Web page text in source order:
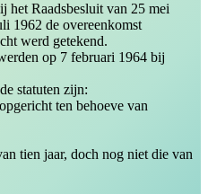
het Raadsbesluit van 25 mei
1962 de overeenkomst
werd getekend.
op 7 februari 1964 bij
statuten zijn:
ten behoeve van
tien jaar, doch nog niet die van